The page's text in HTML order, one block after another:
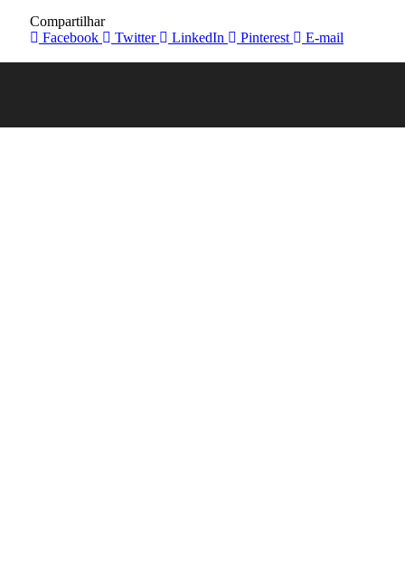
Compartilhar
Facebook
Twitter LinkedIn Pinterest E-mail